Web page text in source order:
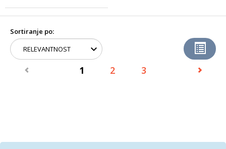
Sortiranje po:
1 2 3